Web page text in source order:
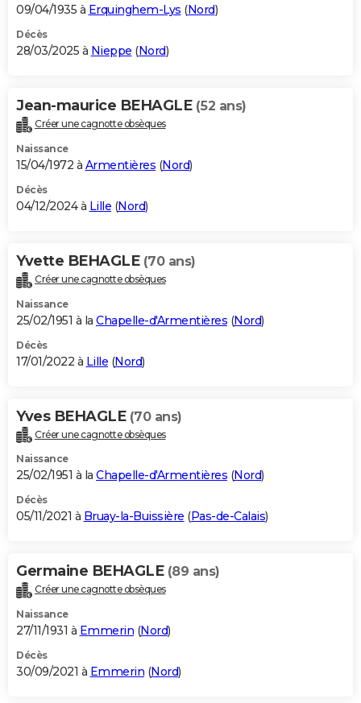
S'inscrire
Se connecter
Lycées
Collèges
Primaires
Universités
Entreprises
Service militaire
Avis de recherche
AVIS DE DÉCÈS
Bricolage
Lifestyle
Culture
Sport
Auto
Television
Voyage
Cinema
09/04/1935 à Erquinghem-Lys (Nord)
Décès
28/03/2025 à Nieppe (Nord)
Jean-maurice BEHAGLE (52 ans)
Créer une cagnotte obsèques
Naissance
15/04/1972 à Armentières (Nord)
Décès
04/12/2024 à Lille (Nord)
Yvette BEHAGLE (70 ans)
Créer une cagnotte obsèques
Naissance
25/02/1951 à la Chapelle-d'Armentières (Nord)
Décès
17/01/2022 à Lille (Nord)
Yves BEHAGLE (70 ans)
Créer une cagnotte obsèques
Naissance
25/02/1951 à la Chapelle-d'Armentières (Nord)
Décès
05/11/2021 à Bruay-la-Buissière (Pas-de-Calais)
Germaine BEHAGLE (89 ans)
Créer une cagnotte obsèques
Naissance
27/11/1931 à Emmerin (Nord)
Décès
30/09/2021 à Emmerin (Nord)